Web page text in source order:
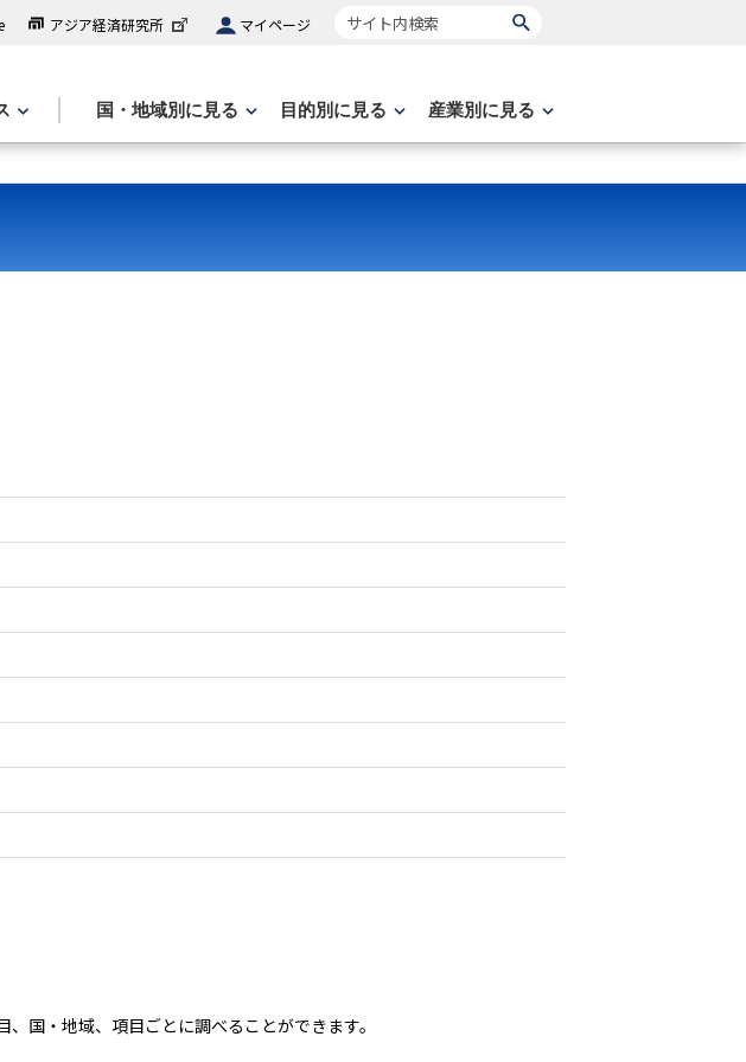
アジア経済研究所 マイページ サイト内検索
国・地域別に見る 目的別に見る 産業別に見る
国・地域、項目ごとに調べることができます。